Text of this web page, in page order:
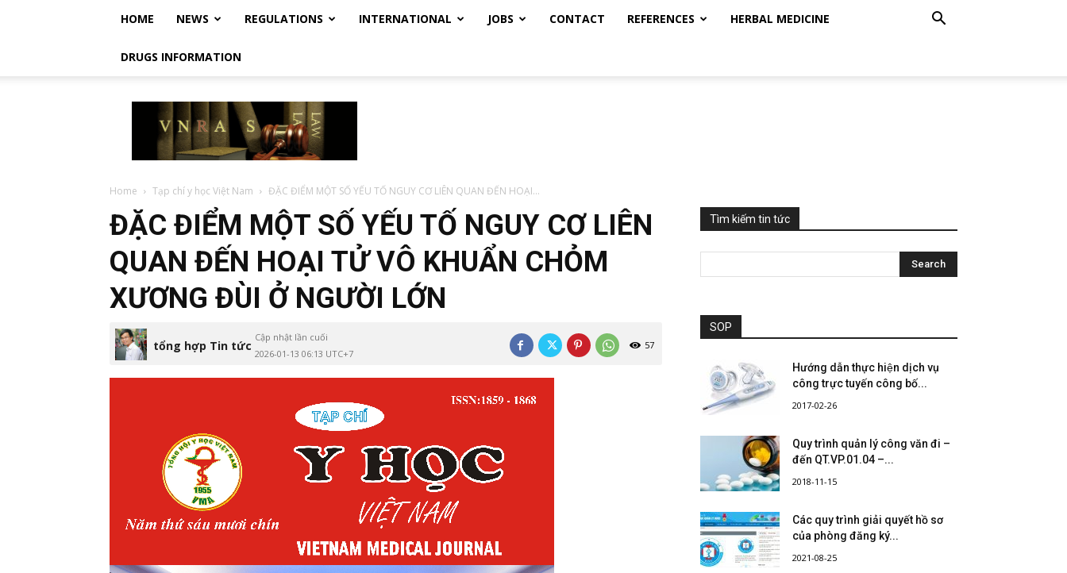
HOME NEWS REGULATIONS INTERNATIONAL JOBS CONTACT REFERENCES HERBAL MEDICINE
DRUGS INFORMATION
Vietnam
Regulatory
Affairs
Society
Luật
Việt
Nam
Home Tạp chí y học Việt Nam ĐẶC ĐIỂM MỘT SỐ YẾU TỐ NGUY CƠ LIÊN QUAN ĐẾN HOẠI...
ĐẶC ĐIỂM MỘT SỐ YẾU TỐ NGUY CƠ LIÊN
QUAN ĐẾN HOẠI TỬ VÔ KHUẨN CHỎM
XƯƠNG ĐÙI Ở NGƯỜI LỚN
tổng hợp Tin tức
Cập nhật lần cuối
2026-01-13 06:13 UTC+7
57
Tìm kiếm tin tức
SOP
Hướng dẫn thực hiện dịch vụ
công trực tuyến công bố...
2017-02-26
Quy trình quản lý công văn đi –
đến QT.VP.01.04 –...
2018-11-15
Các quy trình giải quyết hồ sơ
của phòng đăng ký...
2021-08-25